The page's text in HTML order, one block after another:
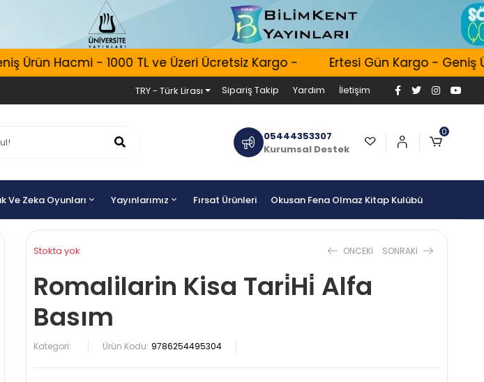
Ürün Hacmi - 1000 TL ve Üzeri Ücretsiz Kargo - Ertesi Gün Kargo - Geniş
TRY - Türk Lirası Sipariş Takip Yardım İletişim
05444353307
Kurumsal Destek
0
Ve Zeka Oyunları Yayınlarımız Fırsat Ürünleri Okusan Fena Olmaz Kitap Kulübü
Stokta yok ONCEKI SONRAKI
Romalilarin Kisa Tari̇Hi̇ Alfa
Basım
Kategori: Ürün Kodu: 9786254495304